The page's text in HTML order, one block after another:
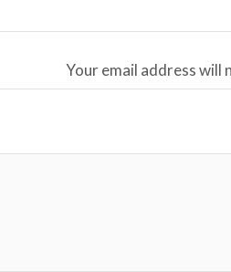
Your email address will